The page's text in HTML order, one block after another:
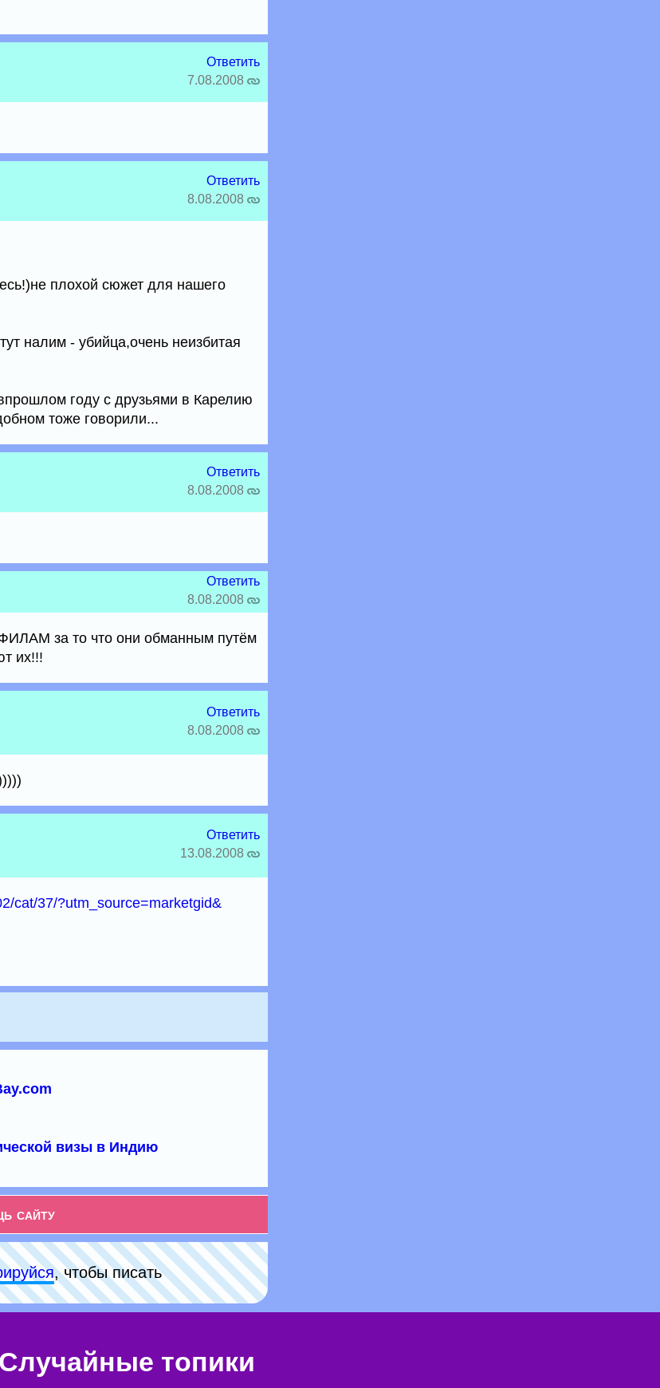
Ответить
7.08.2008
Ответить
8.08.2008
плохой сюжет для нашего
налим - убийца,очень неизбитая
году с друзьями в Карелию
тоже говорили...
Ответить
8.08.2008
Ответить
8.08.2008
за то что они обманным путём
их!!!
Ответить
8.08.2008
Ответить
13.08.2008
cat/37/?utm_source=marketgid&
визы в Индию
сайту
, чтобы писать
Случайные топики